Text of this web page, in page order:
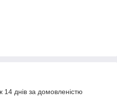
днів за домовленістю